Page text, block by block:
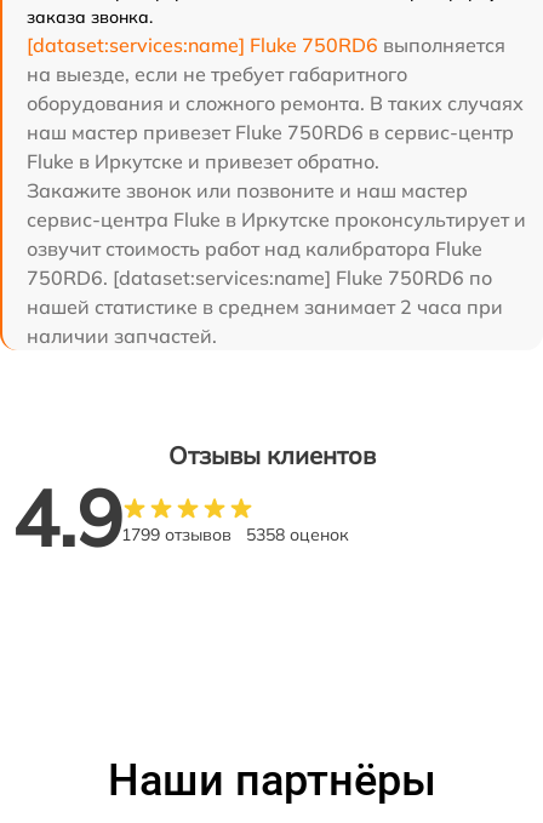
заказа звонка.
[dataset:services:name] Fluke 750RD6 выполняется
на выезде, если не требует габаритного
оборудования и сложного ремонта. В таких случаях
наш мастер привезет Fluke 750RD6 в сервис-центр
Fluke в Иркутске и привезет обратно.
Закажите звонок или позвоните и наш мастер
сервис-центра Fluke в Иркутске проконсультирует и
озвучит стоимость работ над калибратора Fluke
750RD6. [dataset:services:name] Fluke 750RD6 по
нашей статистике в среднем занимает 2 часа при
наличии запчастей.
Отзывы клиентов
4.91799 отзывов 5358 оценок
Наши партнёры